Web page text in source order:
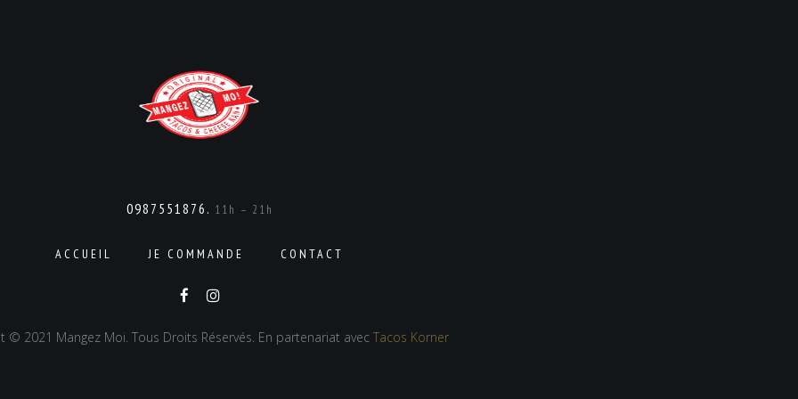
0987551876. 11h – 21h
ACCUEIL JE COMMANDE CONTACT
© 2021 Mangez Moi. Tous Droits Réservés. En partenariat avec Tacos Korner